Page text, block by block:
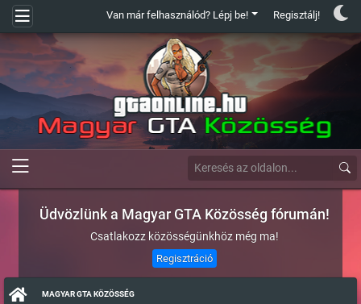
Van már felhasználód? Lépj be! Regisztálj!
Üdvözlünk a Magyar GTA Közösség fórumán!
Csatlakozz közösségünkhöz még ma!
Regisztráció
MAGYAR GTA KÖZÖSSÉG